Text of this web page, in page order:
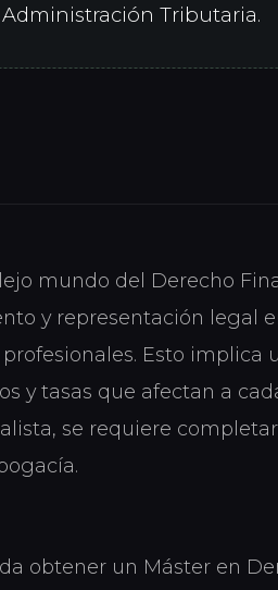
Tributaria.
mundo del Derecho
y representación legal
Esto implica
y tasas que afectan a
se requiere
obtener un Máster en